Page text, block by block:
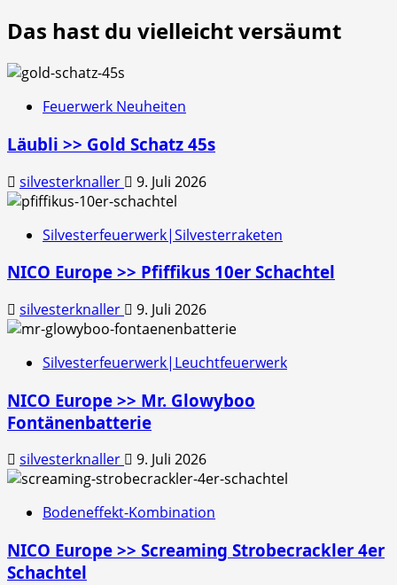
Das hast du vielleicht versäumt
Feuerwerk Neuheiten
Läubli >> Gold Schatz 45s
silvesterknaller 9. Juli 2026
Silvesterfeuerwerk|Silvesterraketen
NICO Europe >> Pfiffikus 10er Schachtel
silvesterknaller 9. Juli 2026
Silvesterfeuerwerk|Leuchtfeuerwerk
NICO Europe >> Mr. Glowyboo
Fontänenbatterie
silvesterknaller 9. Juli 2026
Bodeneffekt-Kombination
NICO Europe >> Screaming Strobecrackler 4er
Schachtel